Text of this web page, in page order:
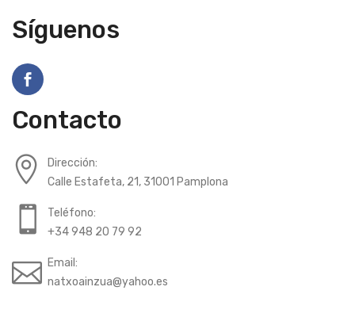
Síguenos
Contacto
Dirección:
Calle Estafeta, 21, 31001 Pamplona
Teléfono:
+34 948 20 79 92
Email:
natxoainzua@yahoo.es